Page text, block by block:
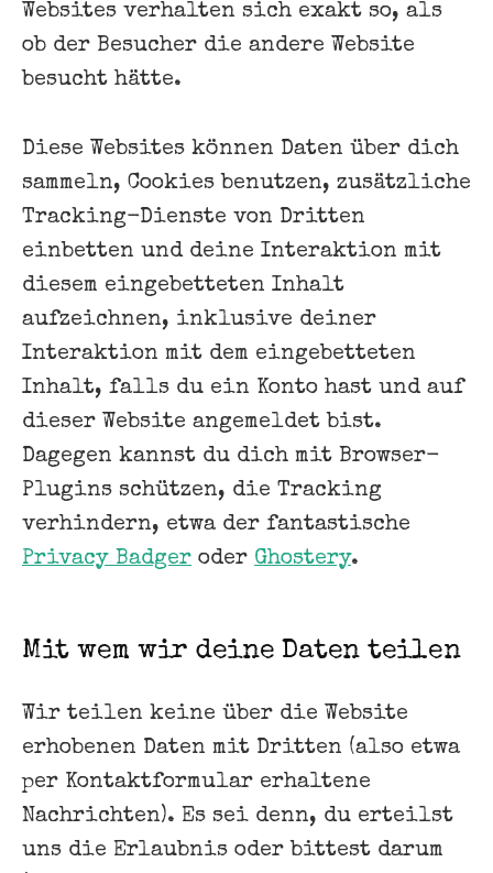
Websites verhalten sich exakt so, als
ob der Besucher die andere Website
besucht hätte.
Diese Websites können Daten über dich
sammeln, Cookies benutzen, zusätzliche
Tracking-Dienste von Dritten
einbetten und deine Interaktion mit
diesem eingebetteten Inhalt
aufzeichnen, inklusive deiner
Interaktion mit dem eingebetteten
Inhalt, falls du ein Konto hast und auf
dieser Website angemeldet bist.
Dagegen kannst du dich mit Browser-
Plugins schützen, die Tracking
verhindern, etwa der fantastische
Privacy Badger oder Ghostery.
Mit wem wir deine Daten teilen
Wir teilen keine über die Website
erhobenen Daten mit Dritten (also etwa
per Kontaktformular erhaltene
Nachrichten). Es sei denn, du erteilst
uns die Erlaubnis oder bittest darum